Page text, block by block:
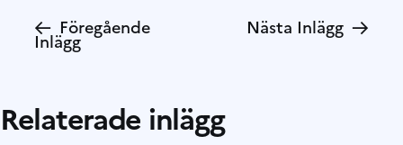
← Föregående
Inlägg
Nästa Inlägg →
Relaterade inlägg